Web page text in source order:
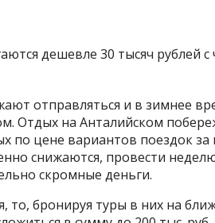
отправляться и в зимнее
Отдых на Анталийском
по цене вариантов поездок
снижаются, провести
скромные деньги.
то, бронируя туры в них на